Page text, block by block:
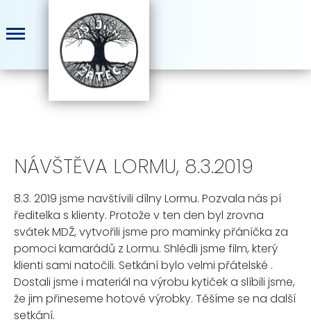
NÁVŠTĚVA LORMU, 8.3.2019
8.3. 2019 jsme navštívili dílny Lormu. Pozvala nás pí
ředitelka s klienty. Protože v ten den byl zrovna
svátek MDŽ, vytvořili jsme pro maminky přáníčka za
pomoci kamarádů z Lormu. Shlédli jsme film, který
klienti sami natočili. Setkání bylo velmi přátelské .
Dostali jsme i materiál na výrobu kytiček a slíbili jsme,
že jim přineseme hotové výrobky. Těšíme se na další
setkání.